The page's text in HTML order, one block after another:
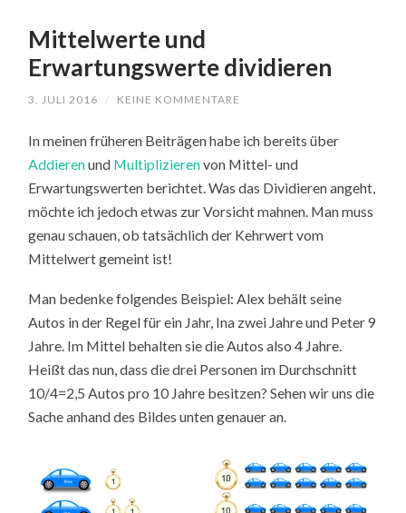
Mittelwerte und
Erwartungswerte dividieren
3. JULI 2016 / KEINE KOMMENTARE
In meinen früheren Beiträgen habe ich bereits über
Addierenund Multiplizierenvon Mittel- und
Erwartungswerten berichtet. Was das Dividieren angeht,
möchte ich jedoch etwas zur Vorsicht mahnen. Man muss
genau schauen, ob tatsächlich der Kehrwert vom
Mittelwert gemeint ist!
Man bedenke folgendes Beispiel: Alex behält seine
Autos in der Regel für ein Jahr, Ina zwei Jahre und Peter 9
Jahre. Im Mittel behalten sie die Autos also 4 Jahre.
Heißt das nun, dass die drei Personen im Durchschnitt
10/4=2,5 Autos pro 10 Jahre besitzen? Sehen wir uns die
Sache anhand des Bildes unten genauer an.